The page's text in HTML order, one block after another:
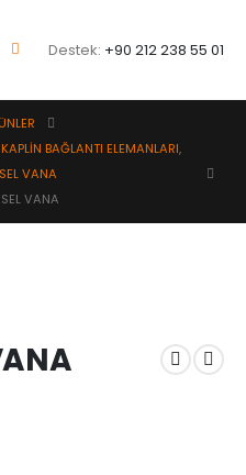
Destek: +90 212 238 55 01
KAPLİN BAĞLANTI ELEMANLARI,
VANA
VANA